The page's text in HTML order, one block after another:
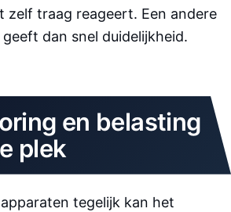
zelf traag reageert. Een andere
dan snel duidelijkheid.
en belasting
plek
tegelijk kan het